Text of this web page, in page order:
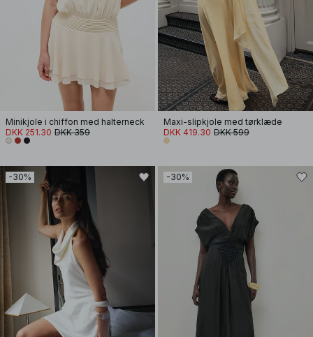
Minikjole i chiffon med halterneck
DKK 251.30 DKK 359
Maxi-slipkjole med tørklæde
DKK 419.30 DKK 599
-30% -30%